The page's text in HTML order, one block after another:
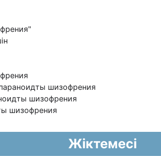
параноидты шизофрения
шизофрения
шизофрения
Жіктемесі